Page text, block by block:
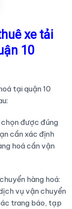
xe tải
10
tại quận 10
được đúng
cần xác định
hoá cần vận
hàng hoá:
vụ vận chuyển
trang báo, tạp